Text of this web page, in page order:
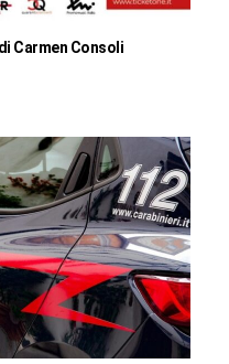
Carmen Consoli